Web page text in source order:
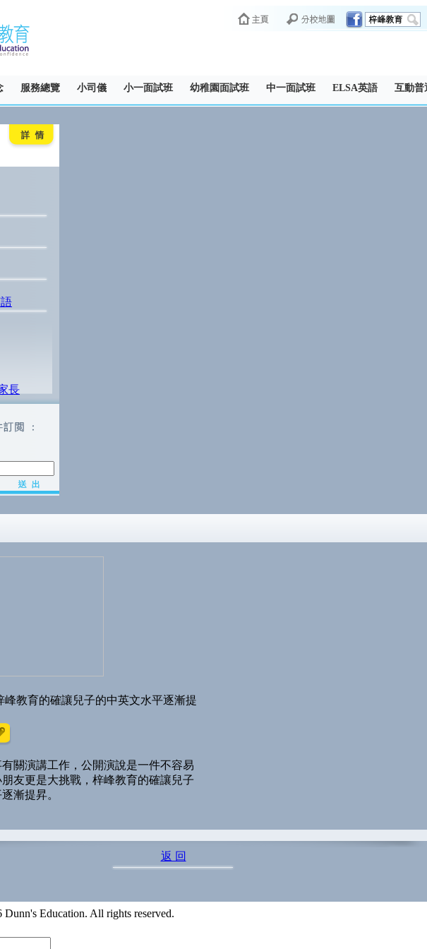
服務總覽 小司儀 小一面試班 幼稚園面試班 中一面試班 ELSA英語 互動普
長
峰教育的確讓兒子的中英文水平逐漸提
關演講工作，公開演說是一件不容易
友更是大挑戰，梓峰教育的確讓兒子
漸提昇。
返 回
Education. All rights reserved.